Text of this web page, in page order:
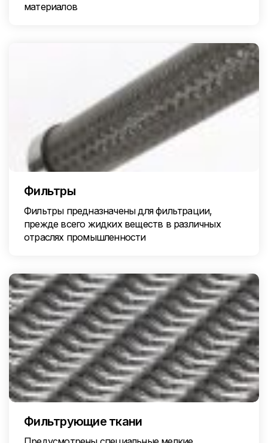
материалов
Фильтры
Фильтры предназначены для фильтрации,
прежде всего жидких веществ в различных
отраслях промышленности
Фильтрующие ткани